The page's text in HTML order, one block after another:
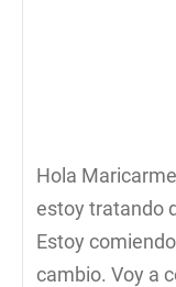
Hola
estoy tratando
Estoy
cambio. Voy a